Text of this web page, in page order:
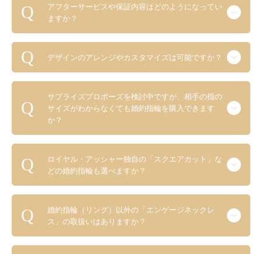
アフターサービスや保証内容はどのようになってい
ますか？
デザインのアレンジやカスタマイズは可能ですか？
サプライズプロポーズを検討中ですが、相手の指の
サイズがわからなくても婚約指輪を購入できます
か？
ロイヤル・アッシャー独自の「スクエアカット」な
どの婚約指輪も選べますか？
婚約指輪（リング）以外の「エンゲージネックレ
ス」の取扱いはありますか？